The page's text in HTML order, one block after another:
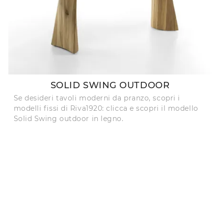
SOLID SWING OUTDOOR
Se desideri tavoli moderni da pranzo, scopri i
modelli fissi di Riva1920: clicca e scopri il modello
Solid Swing outdoor in legno.